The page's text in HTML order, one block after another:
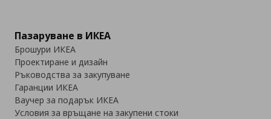
Пазаруване в ИКЕА
Брошури ИКЕА
Проектиране и дизайн
Ръководства за закупуване
Гаранции ИКЕА
Ваучер за подарък ИКЕА
Условия за връщане на закупени стоки